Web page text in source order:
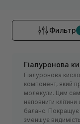
Фильтр
Гіалуронова
Гіалуронова
компонент, який
молекули. Цим
наповнити
баланс. Покращує
зменшує